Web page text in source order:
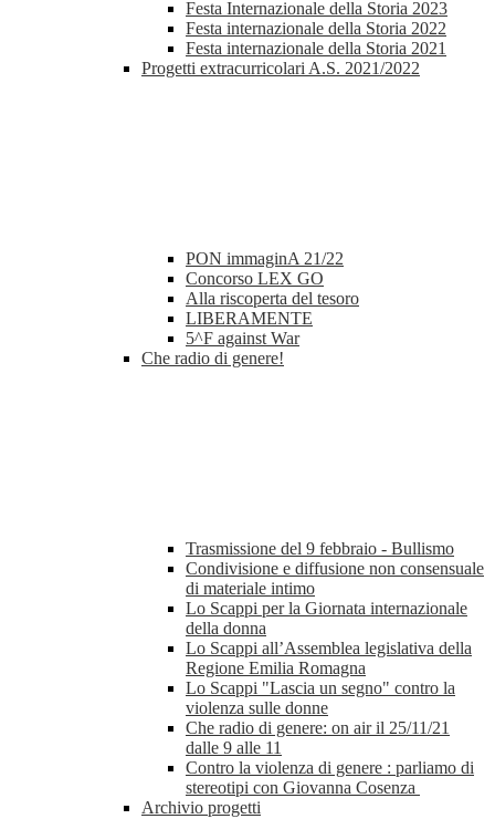
Festa Internazionale della Storia 2023
Festa internazionale della Storia 2022
Festa internazionale della Storia 2021
Progetti extracurricolari A.S. 2021/2022
PON immaginA 21/22
Concorso LEX GO
Alla riscoperta del tesoro
LIBERAMENTE
5^F against War
Che radio di genere!
Trasmissione del 9 febbraio - Bullismo
Condivisione e diffusione non consensuale
di materiale intimo
Lo Scappi per la Giornata internazionale
della donna
Lo Scappi all’Assemblea legislativa della
Regione Emilia Romagna
Lo Scappi "Lascia un segno" contro la
violenza sulle donne
Che radio di genere: on air il 25/11/21
dalle 9 alle 11
Contro la violenza di genere : parliamo di
stereotipi con Giovanna Cosenza
Archivio progetti